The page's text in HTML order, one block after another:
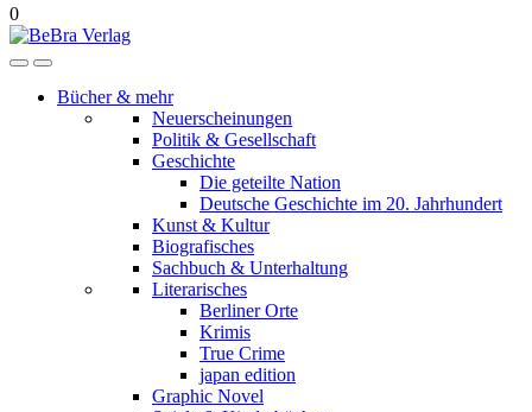
0
Bücher & mehr
Neuerscheinungen
Politik & Gesellschaft
Geschichte
Die geteilte Nation
Deutsche Geschichte im 20. Jahrhundert
Kunst & Kultur
Biografisches
Sachbuch & Unterhaltung
Literarisches
Berliner Orte
Krimis
True Crime
japan edition
Graphic Novel